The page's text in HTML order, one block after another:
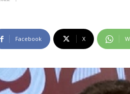
Facebook X